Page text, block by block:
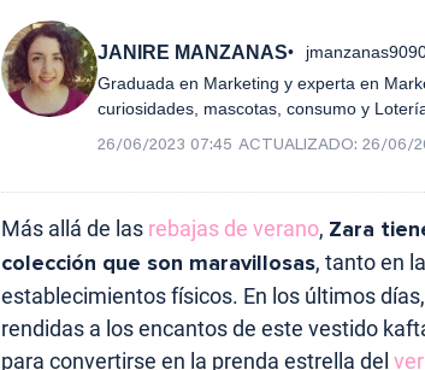
JANIRE MANZANAS
Graduada en Marketing y experta en
curiosidades, mascotas, consumo y
26/06/2023 07:45 ACTUALIZADO: 26/06/
Más allá de las rebajas de verano, Zara
colección que son maravillosas, tanto en
establecimientos físicos. En los últimos
rendidas a los encantos de este vestido
para convertirse en la prenda estrella del